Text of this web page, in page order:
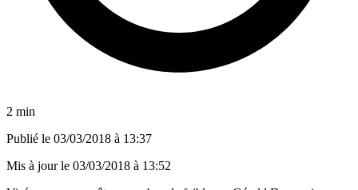
2 min
Publié le 03/03/2018 à 13:37
Mis à jour le 03/03/2018 à 13:52